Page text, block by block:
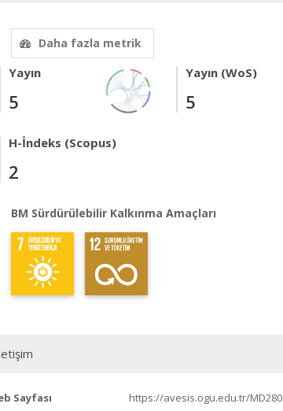
Daha fazla metrik
Yayın
5
Yayın (WoS)
5
H-İndeks (Scopus)
2
BM Sürdürülebilir Kalkınma Amaçları
Sayfası https://avesis.ogu.edu.tr/MD280